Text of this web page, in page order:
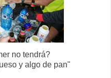
no tendrá?
y algo de pan"